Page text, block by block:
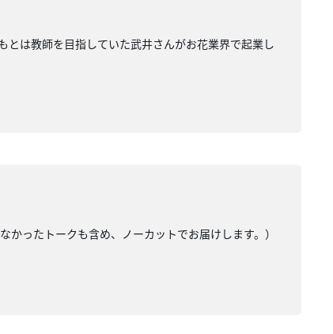
とは教師を目指していた武井さんがお花業界で起業し
ったトークも含め、ノーカットでお届けします。）